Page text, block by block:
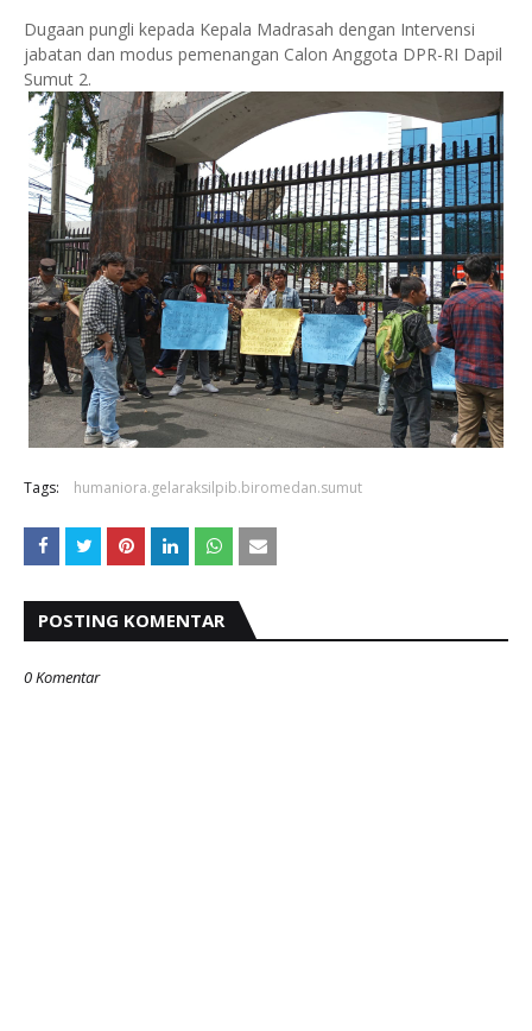
Dugaan pungli kepada Kepala Madrasah dengan Intervensi
jabatan dan modus pemenangan Calon Anggota DPR-RI Dapil
Sumut 2.
Tags: humaniora.gelaraksilpib.biromedan.sumut
POSTING KOMENTAR
0 Komentar